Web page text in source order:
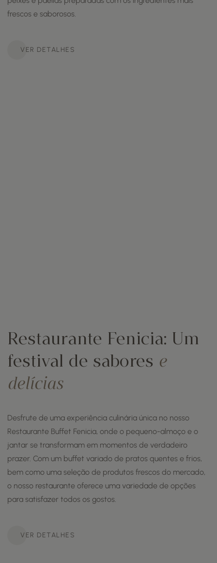
frescos e saborosos.
VER DETALHES
Restaurante Fenicia: Um
festival de sabores e
delícias
Desfrute de uma experiência culinária única no nosso
Restaurante Buffet Fenicia, onde o pequeno-almoço e o
jantar se transformam em momentos de verdadeiro
prazer. Com um buffet variado de pratos quentes e frios,
bem como uma seleção de produtos frescos do mercado,
o nosso restaurante oferece uma variedade de opções
para satisfazer todos os gostos.
VER DETALHES